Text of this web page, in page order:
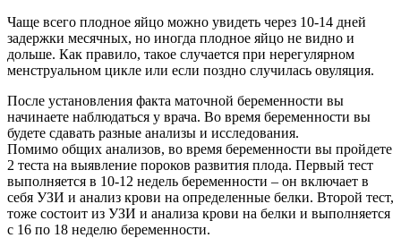
Чаще всего плодное яйцо можно увидеть через 10-14 дней
задержки месячных, но иногда плодное яйцо не видно и
дольше. Как правило, такое случается при нерегулярном
менструальном цикле или если поздно случилась овуляция.
После установления факта маточной беременности вы
начинаете наблюдаться у врача. Во время беременности вы
будете сдавать разные анализы и исследования.
Помимо общих анализов, во время беременности вы пройдете
2 теста на выявление пороков развития плода. Первый тест
выполняется в 10-12 недель беременности – он включает в
себя УЗИ и анализ крови на определенные белки. Второй тест,
тоже состоит из УЗИ и анализа крови на белки и выполняется
с 16 по 18 неделю беременности.